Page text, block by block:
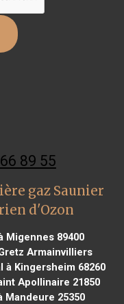
89 55
gaz Saunier
d'Ozon
Migennes 89400
Armainvilliers
à Kingersheim 68260
Apollinaire 21850
Mandeure 25350